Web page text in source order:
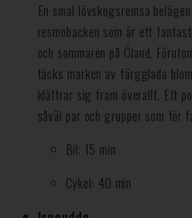
En smal lövskogsremsa
resmobacken som är ett
och sommaren på Öland.
täcks marken av färgglada
klättrar sig fram överallt. Ett
såväl par och grupper som för
Bil: 15 min
Cykel: 40 min